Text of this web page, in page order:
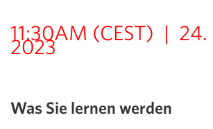
11:30AM (CEST) |
2023
Was Sie lernen werden